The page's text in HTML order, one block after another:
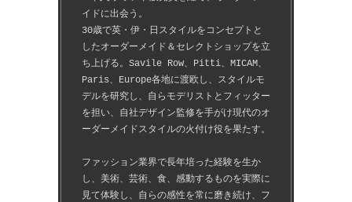
イドに出会う。
30歳で英・伊・日スタイルをコンセプトと
したオーダーメイド＆セレクトショップを立
ち上げる。Savile Row、Pitti、MICAM、
Paris、Europe各地に渡欧し、スタイルモ
デルを研究し、自らモデリストとフィッター
を担い、自社デザイン監修を手がけ現代のオ
ーダーメイドスタイルの火付け役を果たす。
ファッション業界で長年培った経験を生か
し、美術、芸術、食、感動するものを実際に
見て体験し、自らの感性を常に磨き続け、フ